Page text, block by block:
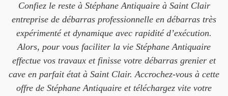
Confiez le reste à Stéphane Antiquaire à Saint Clair
entreprise de débarras professionnelle en débarras très
expérimenté et dynamique avec rapidité d’exécution.
Alors, pour vous faciliter la vie Stéphane Antiquaire
effectue vos travaux et finisse votre débarras grenier et
cave en parfait état à Saint Clair. Accrochez-vous à cette
offre de Stéphane Antiquaire et téléchargez vite votre